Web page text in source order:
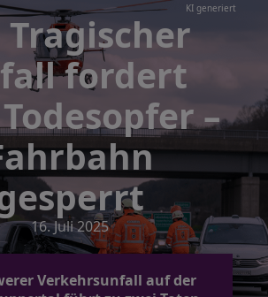
KI generiert
Tragischer
fordert
–
16. Juli 2025
Verkehrsunfall auf der